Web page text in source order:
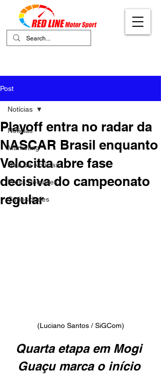
Post
Notícias
Marketing
Sala de Notícias
Press Releases
Curiosidades
Notícias
Playoff entra no radar da
NASCAR Brasil enquanto
Velocitta abre fase
decisiva do campeonato
regular
(Luciano Santos / SiGCom)
Quarta etapa em Mogi
Guaçu marca o início